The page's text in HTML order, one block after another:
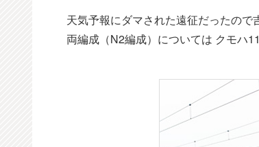
天気予報にダマされた遠征だったの
両編成（N2編成）については クモハ